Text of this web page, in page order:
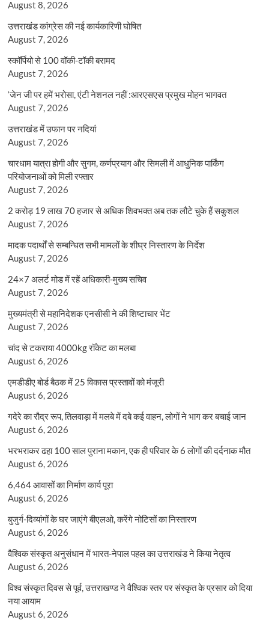
August 8, 2026
उत्तराखंड कांग्रेस की नई कार्यकारिणी घोषित
August 7, 2026
स्कॉर्पियो से 100 वॉकी-टॉकी बरामद
August 7, 2026
‘जेन जी पर हमें भरोसा, एंटी नेशनल नहीं :आरएसएस प्रमुख मोहन भागवत
August 7, 2026
उत्तराखंड में उफान पर नदियां
August 7, 2026
चारधाम यात्रा होगी और सुगम, कर्णप्रयाग और सिमली में आधुनिक पार्किंग
परियोजनाओं को मिली रफ्तार
August 7, 2026
2 करोड़ 19 लाख 70 हजार से अधिक शिवभक्त अब तक लौटे चुके हैं सकुशल
August 7, 2026
मादक पदार्थों से सम्बन्धित सभी मामलों के शीघ्र निस्तारण के निर्देश
August 7, 2026
24×7 अलर्ट मोड में रहें अधिकारी-मुख्य सचिव
August 7, 2026
मुख्यमंत्री से महानिदेशक एनसीसी ने की शिष्टाचार भेंट
August 7, 2026
चांद से टकराया 4000kg रॉकेट का मलबा
August 6, 2026
एमडीडीए बोर्ड बैठक में 25 विकास प्रस्तावों को मंजूरी
August 6, 2026
गदेरे का रौद्र रूप, तिलवाड़ा में मलबे में दबे कई वाहन, लोगों ने भाग कर बचाई जान
August 6, 2026
भरभराकर ढहा 100 साल पुराना मकान, एक ही परिवार के 6 लोगों की दर्दनाक मौत
August 6, 2026
6,464 आवासों का निर्माण कार्य पूरा
August 6, 2026
बुजुर्ग-दिव्यांगों के घर जाएंगे बीएलओ, करेंगे नोटिसों का निस्तारण
August 6, 2026
वैश्विक संस्कृत अनुसंधान में भारत-नेपाल पहल का उत्तराखंड ने किया नेतृत्व
August 6, 2026
विश्व संस्कृत दिवस से पूर्व, उत्तराखण्ड ने वैश्विक स्तर पर संस्कृत के प्रसार को दिया
नया आयाम
August 6, 2026